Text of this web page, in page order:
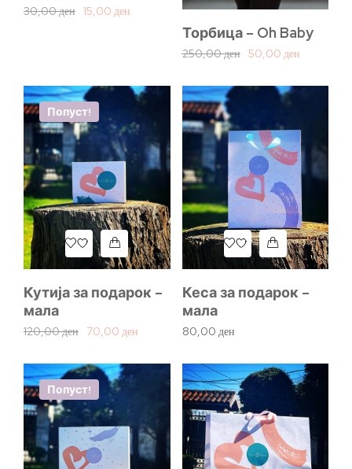
30,00ден 15,00 ден
Торбица – Oh Baby
250,00ден 50,00 ден
Попуст!
Кутија за подарок –
мала
120,00ден 70,00 ден
Кеса за подарок –
мала
80,00 ден
Попуст!